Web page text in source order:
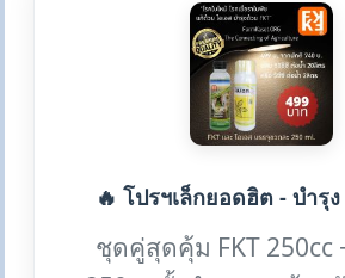
🔥 โปรฯเล็กยอดฮิต - บำรุ
ชุดคู่สุดคุ้ม FKT 250cc